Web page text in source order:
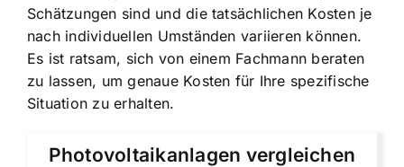
Schätzungen sind und die tatsächlichen Kosten je
nach individuellen Umständen variieren können.
Es ist ratsam, sich von einem Fachmann beraten
zu lassen, um genaue Kosten für Ihre spezifische
Situation zu erhalten.
Photovoltaikanlagen vergleichen